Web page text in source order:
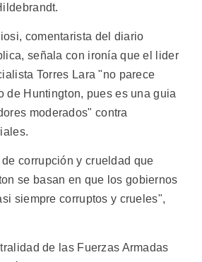
comentarista del diario
señala con ironía que el lider
Torres Lara "no parece
de Huntington, pues es una guia
moderados" contra
corrupción y crueldad que
se basan en que los gobiernos
siempre corruptos y crueles",
de las Fuerzas Armadas